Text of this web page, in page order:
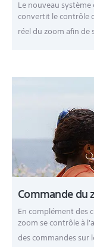
Le nouveau
convertit le contrôle
réel du zoom afin
Commande du
En complément des
zoom se contrôle à
des commandes